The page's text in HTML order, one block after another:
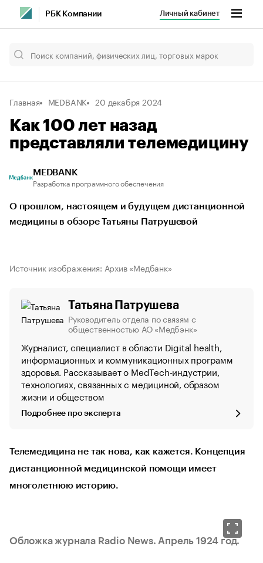
РБК Компании Личный кабинет
Главная MEDBANK 20 декабря 2024
Как 100 лет назад
представляли телемедицину
MEDBANK
Разработка программного обеспечения
О прошлом, настоящем и будущем дистанционной
медицины в обзоре Татьяны Патрушевой
Источник изображения: Архив «Медбанк»
Татьяна Патрушева
Руководитель отдела по связям с
общественностью АО «Медбэнк»
Журналист, специалист в области Digital health,
информационных и коммуникационных программ
здоровья. Рассказывает о MedTech-индустрии,
технологиях, связанных с медициной, образом
жизни и обществом
Подробнее про эксперта
Телемедицина не так нова, как кажется. Концепция
дистанционной медицинской помощи имеет
многолетнюю историю.
Обложка журнала Radio News. Апрель 1924 год.